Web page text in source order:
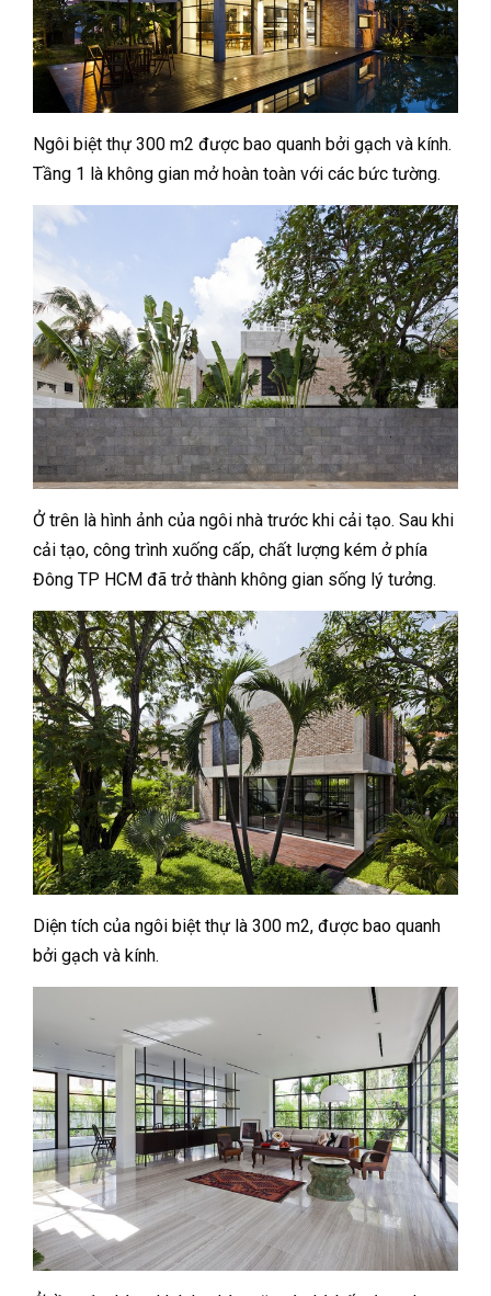
Ngôi biệt thự 300 m2 được bao quanh bởi gạch và kính.
Tầng 1 là không gian mở hoàn toàn với các bức tường.
Ở trên là hình ảnh của ngôi nhà trước khi cải tạo. Sau khi
cải tạo, công trình xuống cấp, chất lượng kém ở phía
Đông TP HCM đã trở thành không gian sống lý tưởng.
Diện tích của ngôi biệt thự là 300 m2, được bao quanh
bởi gạch và kính.